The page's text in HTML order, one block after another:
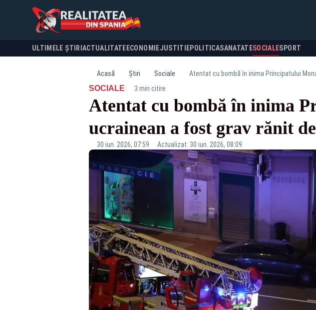
ULTIMELE ȘTIRI ACTUALITATE ECONOMIEJUSTITIEPOLITICASANATATESOCIALESPORT
Acasă Știri Sociale Atentat cu bombă în inima Principatului
SOCIALE· 3 min citire
Atentat cu bombă în inima
ucrainean a fost grav rănit
30 iun. 2026, 07:59 Actualizat: 30 iun. 2026, 08:09